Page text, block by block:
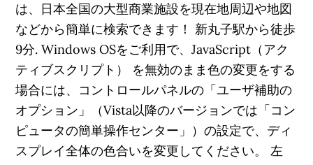
は、日本全国の大型商業施設を現在地周辺や地図
などから簡単に検索できます！ 新丸子駅から徒歩
9分. Windows OSをご利用で、JavaScript（アク
ティブスクリプト） を無効のまま色の変更をする
場合には、コントロールパネルの「ユーザ補助の
オプション」（Vista以降のバージョンでは「コン
ピュータの簡単操作センター」）の設定で、ディ
スプレイ全体の色合いを変更してください。 左